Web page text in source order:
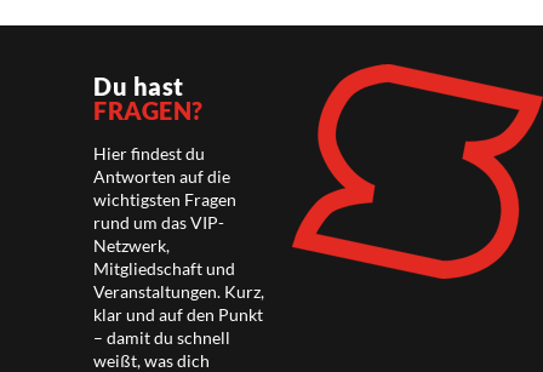
Du hast
FRAGEN?
Hier findest du
Antworten auf die
wichtigsten Fragen
rund um das VIP-
Netzwerk,
Mitgliedschaft und
Veranstaltungen. Kurz,
klar und auf den Punkt
– damit du schnell
weißt, was dich